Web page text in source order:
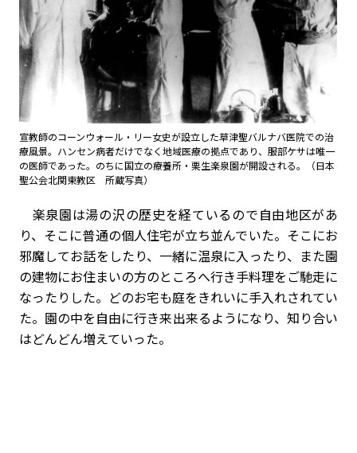
宣教師のコーンウォール・リー女史が設立した草津聖バルナバ医院での治
療風景。ハンセン病者だけでなく地域医療の拠点であり、服部ケサは唯一
の医師であった。のちに国立の療養所・栗生楽泉園が開設される。（日本
聖公会北関東教区 所蔵写真）
楽泉園は湯の沢の歴史を経ているので自由地区があ
り、そこに普通の個人住宅が立ち並んでいた。そこにお
邪魔してお話をしたり、一緒に温泉に入ったり、また園
の建物にお住まいの方のところへ行き手料理をご馳走に
なったりした。どのお宅も庭をきれいに手入れされてい
た。園の中を自由に行き来出来るようになり、知り合い
はどんどん増えていった。